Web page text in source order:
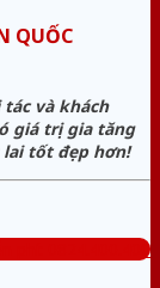
QUỐC
tác và khách
giá trị gia tăng
tốt đẹp hơn!
phí: 0824.400.400